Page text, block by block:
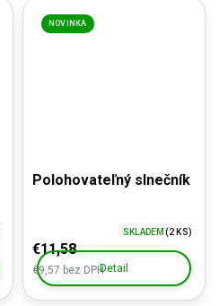
NOVINKA
Polohovateľný slnečník
€9,57 bez DPH
€11,58
SKLADEM (2 KS)
Detail